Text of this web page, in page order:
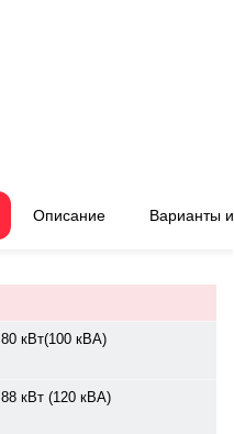
Описание Варианты
80 кВт(100 кВА)
88 кВт (120 кВА)